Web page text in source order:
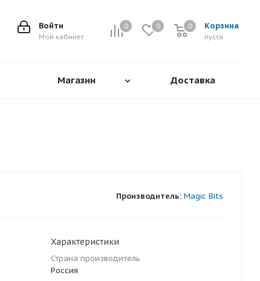
0 0 Корзина
0
пуста
0
Войти
Мой кабинет
Магазин Доставка
Производитель: Magic Bits
Характеристики
Страна производитель
Россия